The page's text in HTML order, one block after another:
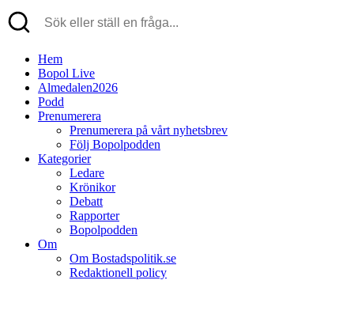
Hem
Bopol Live
Almedalen2026
Podd
Prenumerera
Prenumerera på vårt nyhetsbrev
Följ Bopolpodden
Kategorier
Ledare
Krönikor
Debatt
Rapporter
Bopolpodden
Om
Om Bostadspolitik.se
Redaktionell policy